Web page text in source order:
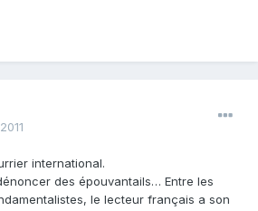
international.
des épouvantails… Entre les
le lecteur français a son